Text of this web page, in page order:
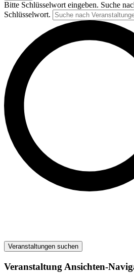
Bitte Schlüsselwort eingeben. Suche
Schlüsselwort.
Veranstaltungen suchen
Veranstaltung Ansichten-